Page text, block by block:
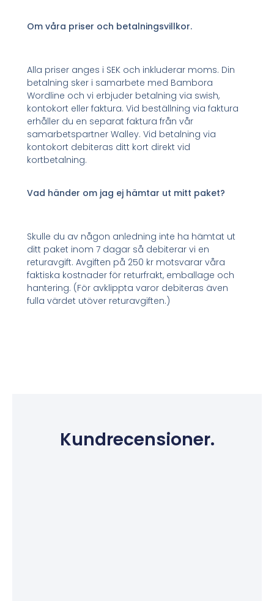
Om våra priser och betalningsvillkor.
Alla priser anges i SEK och inkluderar moms. Din
betalning sker i samarbete med Bambora
Wordline och vi erbjuder betalning via swish,
kontokort eller faktura. Vid beställning via faktura
erhåller du en separat faktura från vår
samarbetspartner Walley. Vid betalning via
kontokort debiteras ditt kort direkt vid
kortbetalning.
Vad händer om jag ej hämtar ut mitt paket?
Skulle du av någon anledning inte ha hämtat ut
ditt paket inom 7 dagar så debiterar vi en
returavgift. Avgiften på 250 kr motsvarar våra
faktiska kostnader för returfrakt, emballage och
hantering. (För avklippta varor debiteras även
fulla värdet utöver returavgiften.)
Kundrecensioner.